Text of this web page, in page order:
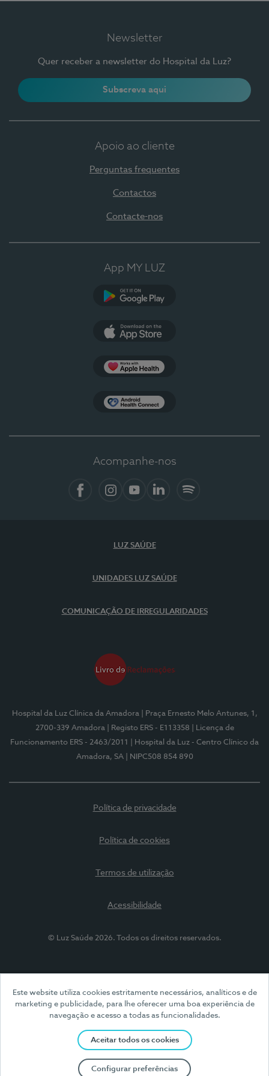
Este website utiliza cookies estritamente necessários, analíticos e de
marketing e publicidade, para lhe oferecer uma boa experiência de
navegação e acesso a todas as funcionalidades.
Aceitar todos os cookies
Configurar preferências
Newsletter
Quer receber a newsletter do Hospital da Luz?
Subscreva aqui
Apoio ao cliente
Perguntas frequentes
Contactos
Contacte-nos
App MY LUZ
Acompanhe-nos
LUZ SAÚDE
UNIDADES LUZ SAÚDE
COMUNICAÇÃO DE IRREGULARIDADES
Hospital da Luz Clínica da Amadora
| Praça Ernesto Melo Antunes, 1,
2700-339 Amadora
| Registo ERS - E113358
| Licença de
Funcionamento ERS - 2463/2011
| Hospital da Luz - Centro Clínico da
Amadora, SA
| NIPC508 854 890
Política de privacidade
Política de cookies
Termos de utilização
Acessibilidade
© Luz Saúde 2026. Todos os direitos reservados.